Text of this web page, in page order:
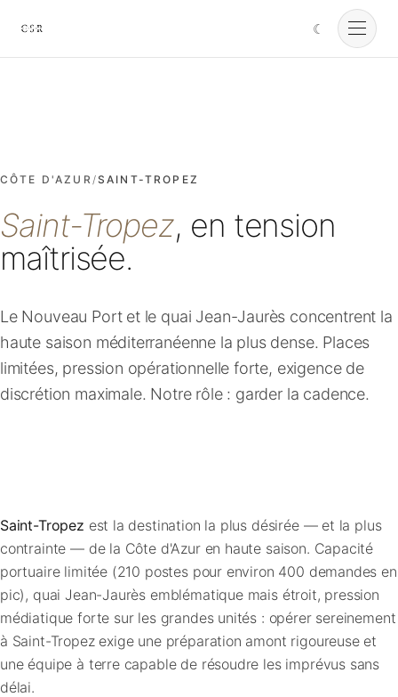
Cursorio
☾
Cursorio Manager
Tools
À propos
CÔTE D'AZUR/SAINT-TROPEZ
Saint-Tropez, en tension
maîtrisée.
Le Nouveau Port et le quai Jean-Jaurès concentrent la
haute saison méditerranéenne la plus dense. Places
limitées, pression opérationnelle forte, exigence de
discrétion maximale. Notre rôle : garder la cadence.
Saint-Tropez est la destination la plus désirée — et la plus
contrainte — de la Côte d'Azur en haute saison. Capacité
portuaire limitée (210 postes pour environ 400 demandes en
pic), quai Jean-Jaurès emblématique mais étroit, pression
médiatique forte sur les grandes unités : opérer sereinement
à Saint-Tropez exige une préparation amont rigoureuse et
une équipe à terre capable de résoudre les imprévus sans
délai.